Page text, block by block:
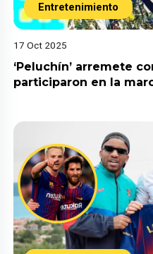
Entretenimiento
17 Oct 2025
‘Peluchín’ arremete
participaron en la